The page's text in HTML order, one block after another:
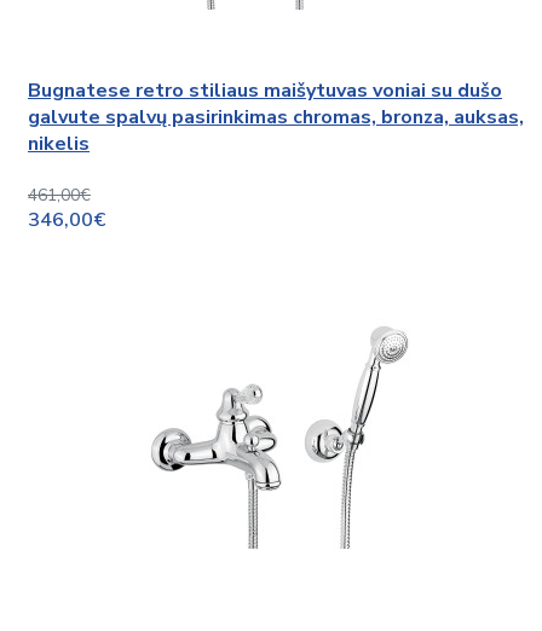
Bugnatese retro stiliaus maišytuvas voniai su dušo
galvute spalvų pasirinkimas chromas, bronza, auksas,
nikelis
461,00€
346,00€